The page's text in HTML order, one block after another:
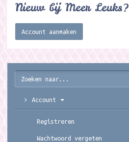
Nieuw bij Meer Leuks?
Account aanmaken
Account
Registreren
Wachtwoord vergeten